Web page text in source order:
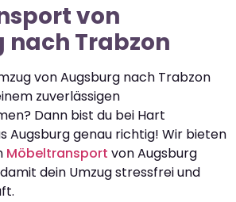
von
Trabzon
von Augsburg nach Trabzon
zuverlässigen
Dann bist du bei Hart
Augsburg genau richtig! Wir bieten
Möbeltransport von Augsburg
dein Umzug stressfrei und